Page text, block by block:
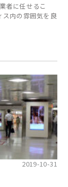
者に任せるこ
ス内の雰囲気を良
2019-10-31